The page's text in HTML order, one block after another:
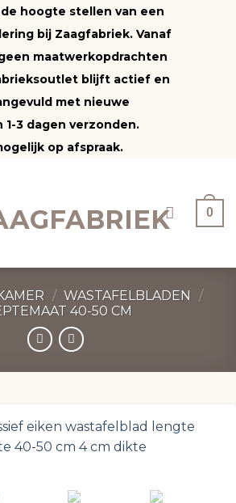
hoogte stellen van een
bij Zaagfabriek. Vanaf
maatwerkopdrachten
blijft actief en
met nieuwe
3 dagen verzonden.
op afspraak.
0
/ WASTAFELBLADEN
/
40-50 CM